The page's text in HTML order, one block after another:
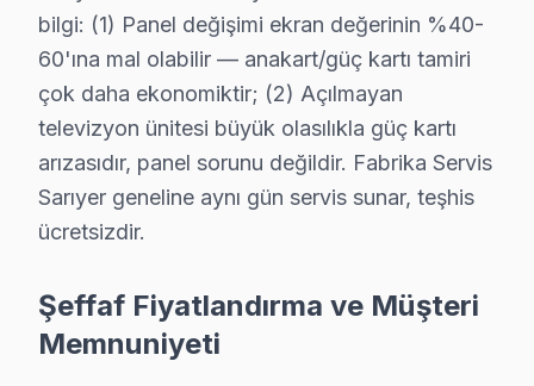
Sarıyer'da Maden bölgesi dahil tüm hizmet alanımızda
Maden Hitachi Açılmıyor Arıza →
Maslak Hitachi Servis
Maslak'de Hitachi TV ekranında çizgi, donma ya da ses
Maslak Hitachi Anakart Tamiri →
Pınar Hitachi Servis
Sarıyer TV Servis Merkezi →
Poligon Hitachi Servis
bilgi: (1) Panel değişimi ekran değerinin %40-
60'ına mal olabilir — anakart/güç kartı tamiri
çok daha ekonomiktir; (2) Açılmayan
televizyon ünitesi büyük olasılıkla güç kartı
arızasıdır, panel sorunu değildir. Fabrika Servis
Sarıyer geneline aynı gün servis sunar, teşhis
ücretsizdir.
Şeffaf Fiyatlandırma ve Müşteri
Memnuniyeti